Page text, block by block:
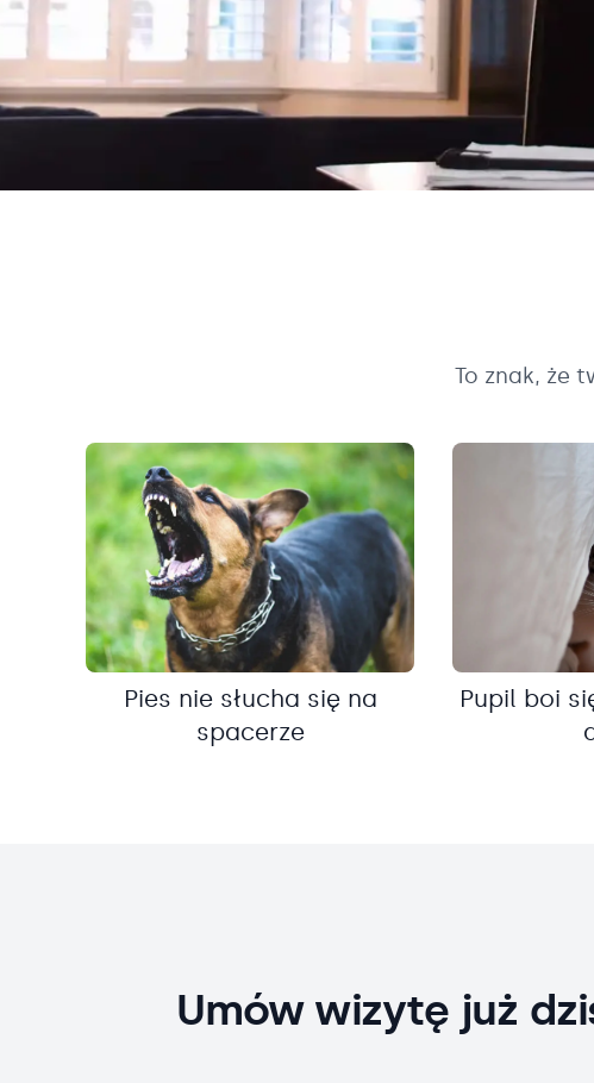
To znak, że
Pies nie słucha się na
spacerze
Pupil boi
Umów wizytę już